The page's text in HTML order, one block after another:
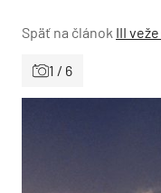
Späť na článok III
1 / 6